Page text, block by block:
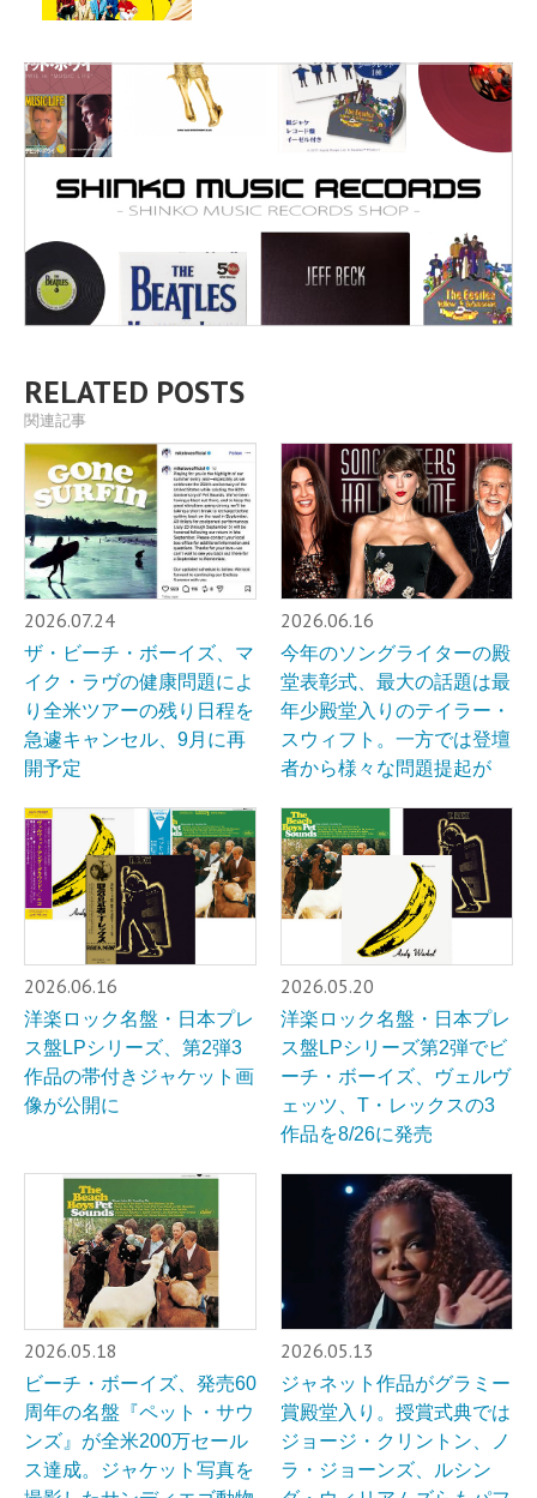
RELATED POSTS
関連記事
2026.07.24
ザ・ビーチ・ボーイズ、マ
イク・ラヴの健康問題によ
り全米ツアーの残り日程を
急遽キャンセル、9月に再
開予定
2026.06.16
今年のソングライターの殿
堂表彰式、最大の話題は最
年少殿堂入りのテイラー・
スウィフト。一方では登壇
者から様々な問題提起が
2026.06.16
洋楽ロック名盤・日本プレ
ス盤LPシリーズ、第2弾3
作品の帯付きジャケット画
像が公開に
2026.05.20
洋楽ロック名盤・日本プレ
ス盤LPシリーズ第2弾でビ
ーチ・ボーイズ、ヴェルヴ
ェッツ、T・レックスの3
作品を8/26に発売
2026.05.18
ビーチ・ボーイズ、発売60
周年の名盤『ペット・サウ
ンズ』が全米200万セール
ス達成。ジャケット写真を
2026.05.13
ジャネット作品がグラミー
賞殿堂入り。授賞式典では
ジョージ・クリントン、ノ
ラ・ジョーンズ、ルシン